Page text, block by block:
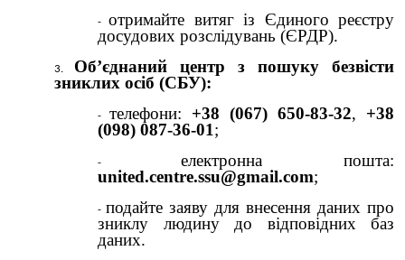
отримайте витяг із Єдиного реєстру
досудових розслідувань (ЄРДР).
Об’єднаний центр з пошуку безвісти
зниклих осіб (СБУ):
телефони: +38 (067) 650-83-32, +38
(098) 087-36-01;
електронна пошта:
united.centre.ssu@gmail.com;
подайте заяву для внесення даних про
зниклу людину до відповідних баз
даних.